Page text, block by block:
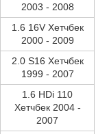
2003 - 2008
1.6 16V Хетчбек
2000 - 2009
2.0 S16 Хетчбек
1999 - 2007
1.6 HDi 110
Хетчбек 2004 -
2007